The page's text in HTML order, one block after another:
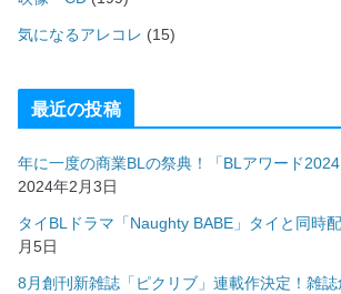
気になるアレコレ (15)
最近の投稿
年に一度の商業BLの祭典！「BLアワード2024
2024年2月3日
タイBLドラマ「Naughty BABE」タイと同時配
月5日
8月創刊新雑誌「ピクリブ」連載作決定！雑